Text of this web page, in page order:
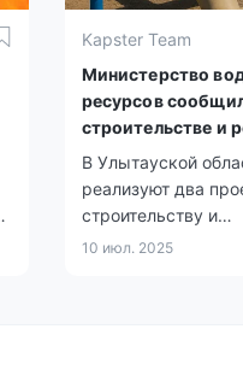
Kapster Team
Министерство
ресурсов
строительстве и
групповых
В Улытауской
реализуют два
строительству и
модернизации
10 июл. 2025